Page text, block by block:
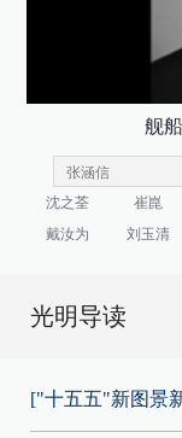
舰
沈之荃 崔崑
戴汝为
刘玉清
光明导读
["十五五"新图景